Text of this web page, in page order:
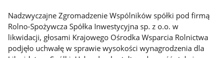
Nadzwyczajne Zgromadzenie Wspólników spółki pod firmą
Rolno-Spożywcza Spółka Inwestycyjna sp. z o.o. w
likwidacji, głosami Krajowego Ośrodka Wsparcia Rolnictwa
podjęło uchwałę w sprawie wysokości wynagrodzenia dla